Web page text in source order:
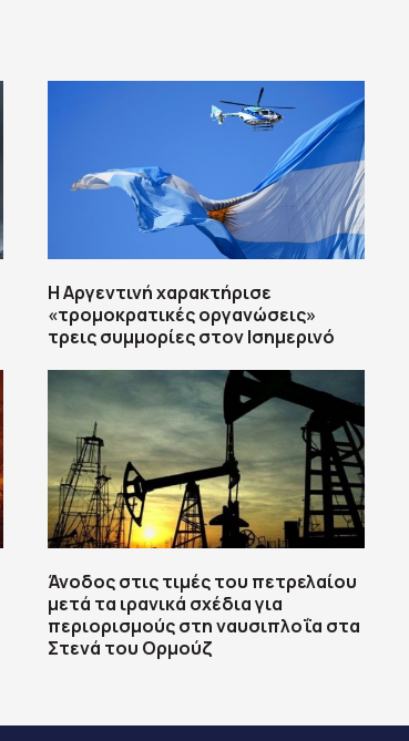
Η Αργεντινή χαρακτήρισε
«τρομοκρατικές οργανώσεις»
τρεις συμμορίες στον Ισημερινό
Άνοδος στις τιμές του πετρελαίου
μετά τα ιρανικά σχέδια για
περιορισμούς στη ναυσιπλοΐα στα
Στενά του Ορμούζ